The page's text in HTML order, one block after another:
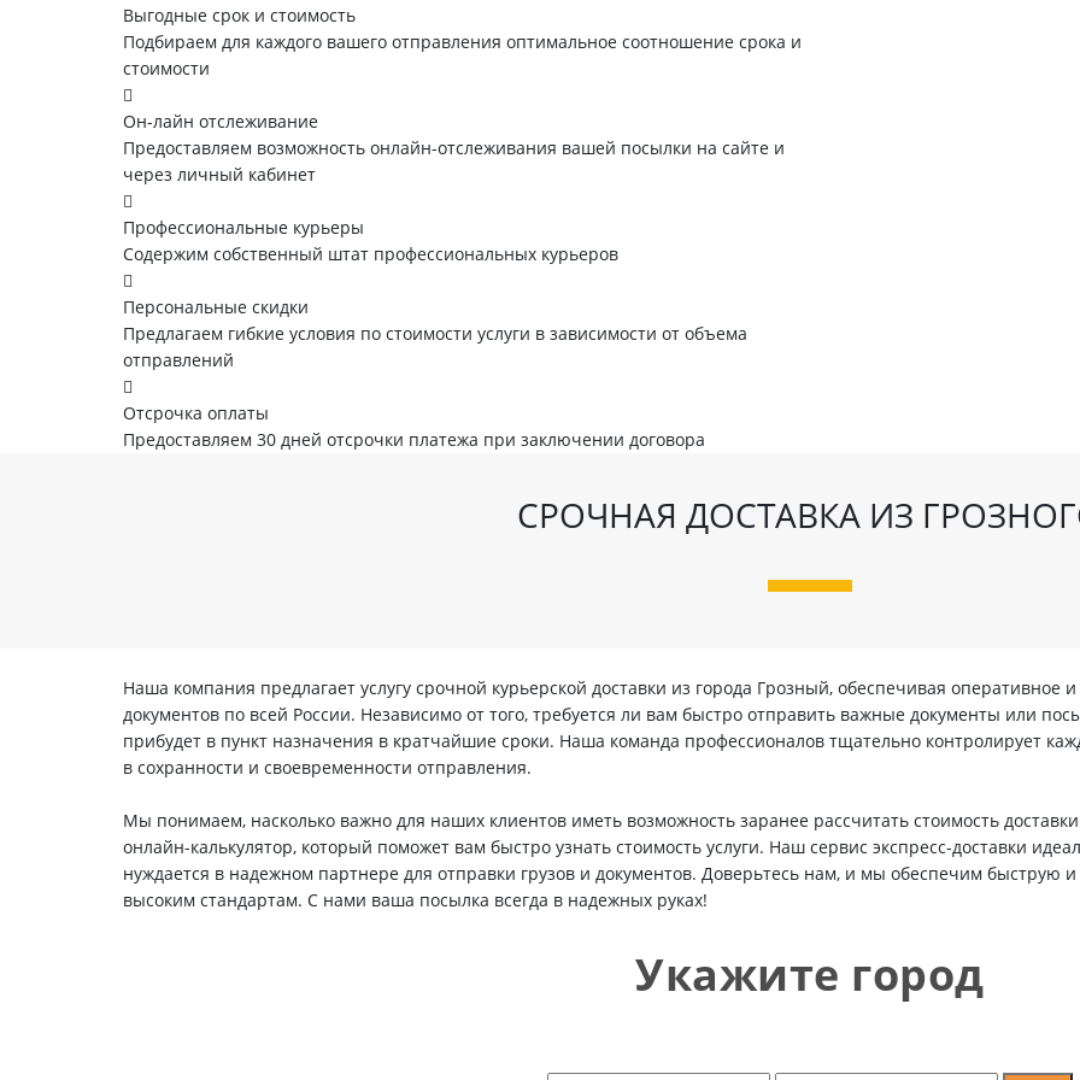
Выгодные срок и стоимость
Подбираем для каждого вашего отправления оптимальное соотношение срока и
стоимости
Он-лайн отслеживание
Предоставляем возможность онлайн-отслеживания вашей посылки на сайте и
через личный кабинет
Профессиональные курьеры
Содержим собственный штат профессиональных курьеров
Персональные скидки
Предлагаем гибкие условия по стоимости услуги в зависимости от объема
отправлений
Отсрочка оплаты
Предоставляем 30 дней отсрочки платежа при заключении договора
СРОЧНАЯ ДОСТАВКА ИЗ
Наша компания предлагает услугу срочной курьерской доставки из города Грозный, обеспечивая оперативное
документов по всей России. Независимо от того, требуется ли вам быстро отправить важные документы или
прибудет в пункт назначения в кратчайшие сроки. Наша команда профессионалов тщательно контролирует
в сохранности и своевременности отправления.
Мы понимаем, насколько важно для наших клиентов иметь возможность заранее рассчитать стоимость
онлайн-калькулятор, который поможет вам быстро узнать стоимость услуги. Наш сервис экспресс-доставки
нуждается в надежном партнере для отправки грузов и документов. Доверьтесь нам, и мы обеспечим быструю
высоким стандартам. С нами ваша посылка всегда в надежных руках!
Укажите город